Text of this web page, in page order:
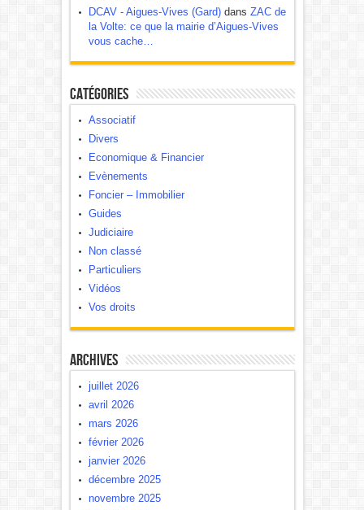
DCAV - Aigues-Vives (Gard)dans ZAC de
la Volte: ce que la mairie d’Aigues-Vives
vous cache…
Catégories
Associatif
Divers
Economique & Financier
Evènements
Foncier – Immobilier
Guides
Judiciaire
Non classé
Particuliers
Vidéos
Vos droits
Archives
juillet 2026
avril 2026
mars 2026
février 2026
janvier 2026
décembre 2025
novembre 2025